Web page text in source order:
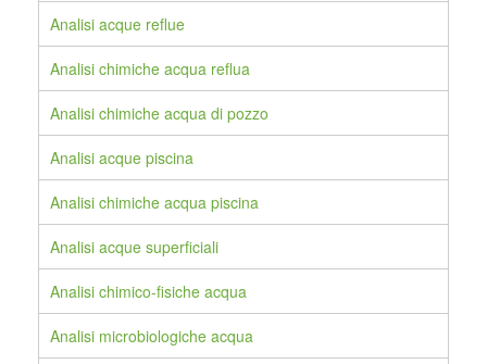
Analisi acque reflue
Analisi chimiche acqua reflua
Analisi chimiche acqua di pozzo
Analisi acque piscina
Analisi chimiche acqua piscina
Analisi acque superficiali
Analisi chimico-fisiche acqua
Analisi microbiologiche acqua